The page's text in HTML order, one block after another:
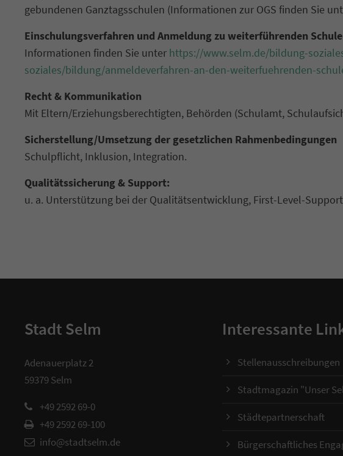
gebundenen Ganztagsschulen (Informationen zur OGS finden Sie
Einschulungsverfahren und Anmeldung zu weiterführenden
Informationen finden Sie unter https://www.selm.de/bildung-
soziales/bildung/anmeldeverfahren-an-den-weiterfuehrenden-
Recht & Kommunikation
Mit Eltern/Erziehungsberechtigten, Behörden (Schulamt,
Sicherstellung/Umsetzung der gesetzlichen Rahmenbedingungen
Schulpflicht, Inklusion, Integration.
Qualitätssicherung & Support:
u. a. Unterstützung bei der Qualitätsentwicklung, First-Level-
Stadt Selm
Adenauerplatz 2
59379 Selm
+49 2592 69-0
+49 2592 69-100
info@stadtselm.de
Interessante
Stellenausschreibungen
Stadtmagazin "Unser
Städtepartnerschaft
Bürgerschaftliches